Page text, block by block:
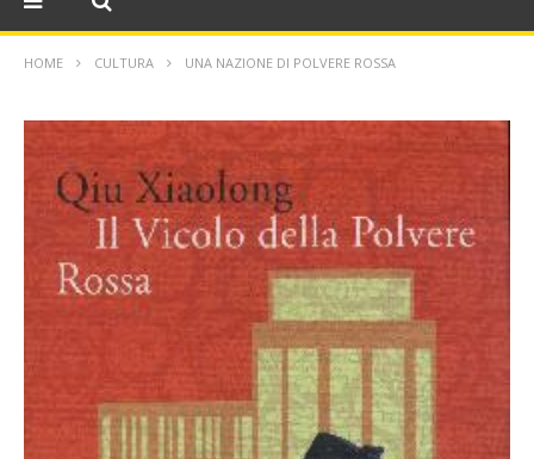
HOME CULTURA UNA NAZIONE DI POLVERE ROSSA